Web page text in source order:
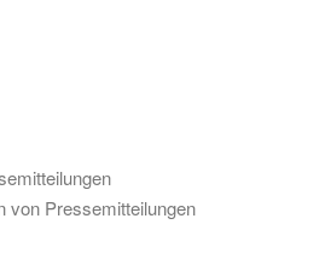
von Pressemitteilungen